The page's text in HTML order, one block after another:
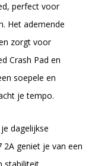
perfect voor
Het ademende
zorgt voor
Crash Pad en
soepele en
je tempo.
dagelijkse
geniet je van een